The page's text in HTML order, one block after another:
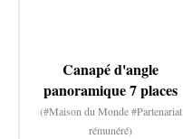
Canapé d'angle
panoramique 7 places
(#Maison du Monde #Partenariat
rémunéré)